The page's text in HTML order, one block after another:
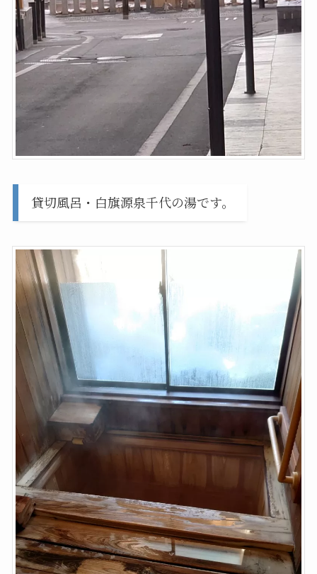
貸切風呂・白旗源泉千代の湯です。